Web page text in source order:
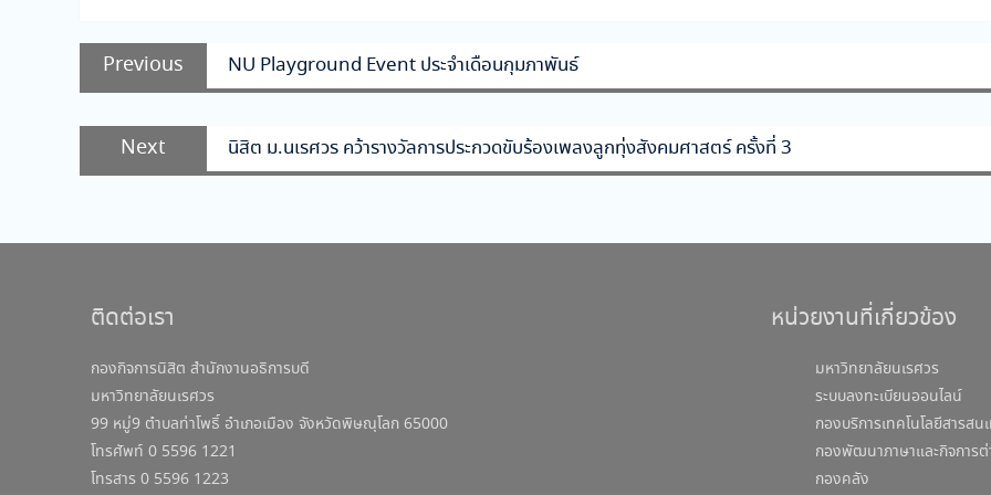
แนะแนว
เรื่อง
Previous
Previous
post:
NU Playground Event ประจำเดือนกุมภาพันธ์
Next
Next
post:
นิสิต ม.นเรศวร คว้ารางวัลการประกวดขับร้องเพลงลูกทุ่งสังคมศาสตร์ ครั้งที่ 3
ติดต่อเรา
กองกิจการนิสิต สำนักงานอธิการบดี
มหาวิทยาลัยนเรศวร
99 หมู่9 ตำบลท่าโพธิ์ อำเภอเมือง จังหวัดพิษณุโลก 65000
โทรศัพท์ 0 5596 1221
โทรสาร 0 5596 1223
หน่วยงานที่เกี่ยวข้อง
มหาวิทยาลัยนเรศวร
ระบบลงทะเบียนออนไลน์
กองบริการเทคโนโลยีสารสน
กองพัฒนาภาษาและกิจการต่
กองคลัง